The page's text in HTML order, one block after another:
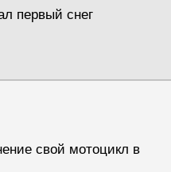
первый снег
свой мотоцикл в